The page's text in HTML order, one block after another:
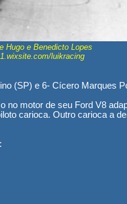
Hugo e Benedicto Lopes
luikracing
(SP) e 6- Cícero Marques
no motor de seu Ford V8
carioca. Outro carioca a